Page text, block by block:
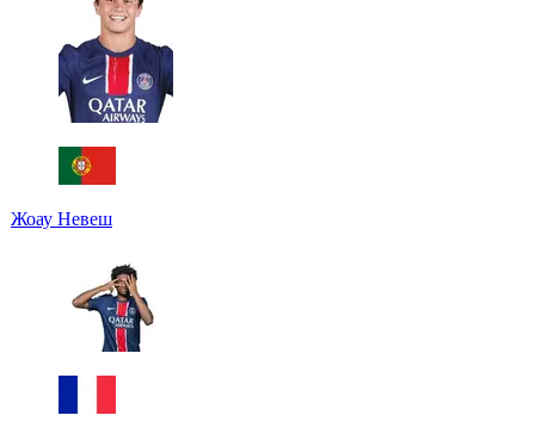
Жоау Невеш